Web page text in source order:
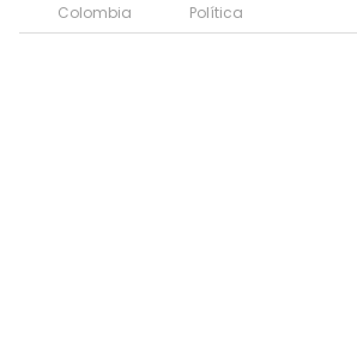
Colombia
Política